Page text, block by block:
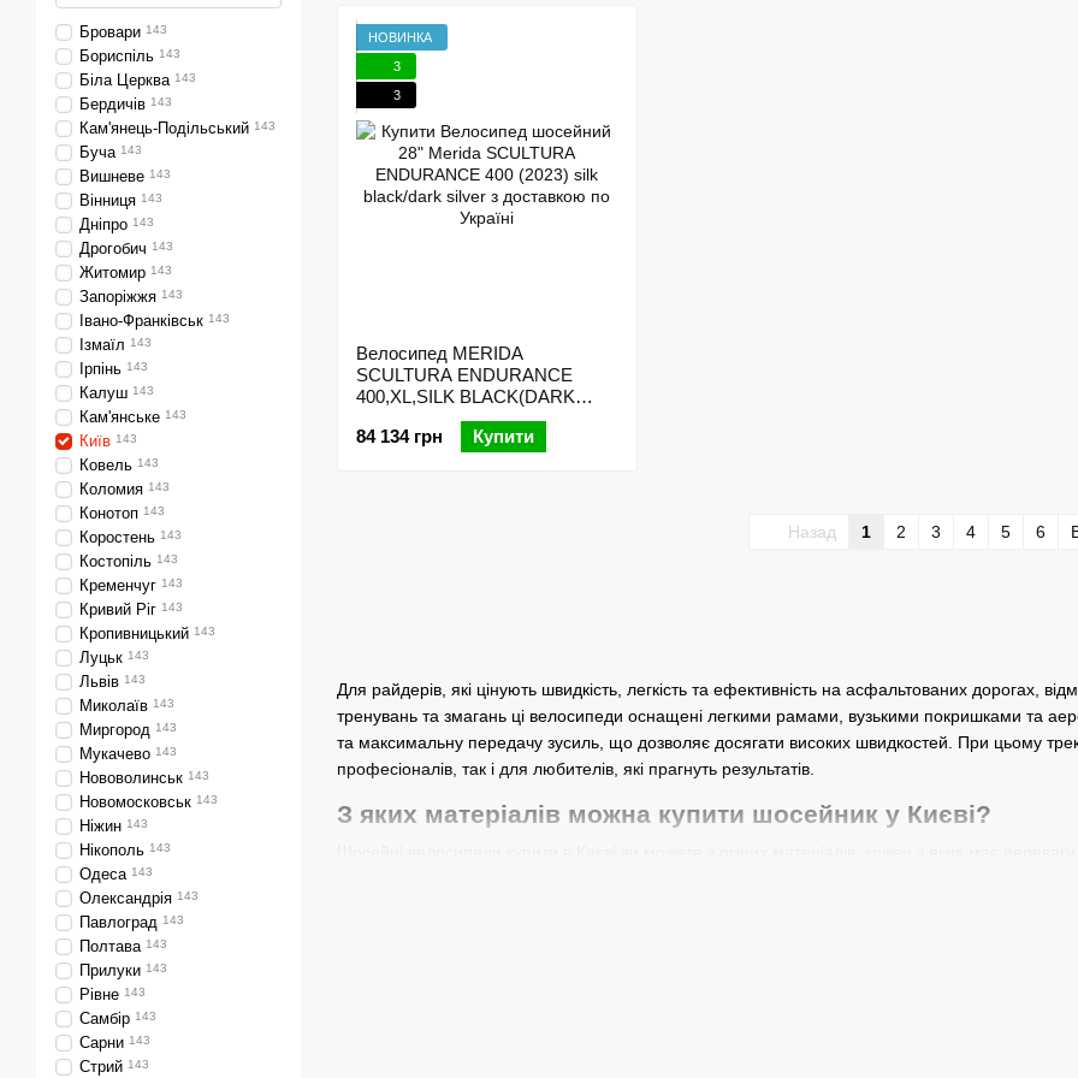
Для райдерів, які цінують швидкість, легкість та ефективність на асфальтованих дорогах,
тренувань та змагань ці велосипеди оснащені легкими рамами, вузькими покришками та
та максимальну передачу зусиль, що дозволяє досягати високих швидкостей. При цьому
професіоналів, так і для любителів, які прагнуть результатів.
З яких матеріалів можна купити шосейник у Києві?
НОВИНКА
3
3
Велосипед MERIDA
SCULTURA ENDURANCE
400,XL,SILK BLACK(DARK
84 134 грн
Купити
Назад 1 2 3 4 5 6
Бровари 143
Бориспіль 143
Біла Церква 143
Бердичів 143
Кам'янець-Подільський 143
Буча 143
Вишневе 143
Вінниця 143
Дніпро 143
Дрогобич 143
Житомир 143
Запоріжжя 143
Івано-Франківськ 143
Ізмаїл 143
Ірпінь 143
Калуш 143
Кам'янське 143
Київ 143
Ковель 143
Коломия 143
Конотоп 143
Коростень 143
Костопіль 143
Кременчуг 143
Кривий Ріг 143
Кропивницький 143
Луцьк 143
Львів 143
Миколаїв 143
Миргород 143
Мукачево 143
Нововолинськ 143
Новомосковськ 143
Ніжин 143
Нікополь 143
Одеса 143
Олександрія 143
Павлоград 143
Полтава 143
Прилуки 143
Рівне 143
Самбір 143
Сарни 143
Стрий 143